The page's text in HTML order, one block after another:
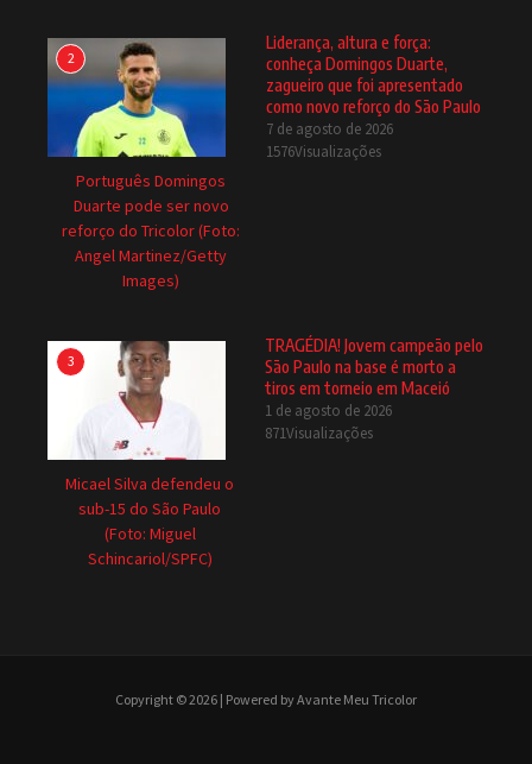
2
Português Domingos
Duarte pode ser novo
reforço do Tricolor (Foto:
Angel Martinez/Getty
Images)
Liderança, altura e força:
conheça Domingos Duarte,
zagueiro que foi apresentado
como novo reforço do São Paulo
7 de agosto de 2026
1576Visualizações
3
Micael Silva defendeu o
sub-15 do São Paulo
(Foto: Miguel
Schincariol/SPFC)
TRAGÉDIA! Jovem campeão pelo
São Paulo na base é morto a
tiros em torneio em Maceió
1 de agosto de 2026
871Visualizações
Copyright © 2026 | Powered by Avante Meu Tricolor